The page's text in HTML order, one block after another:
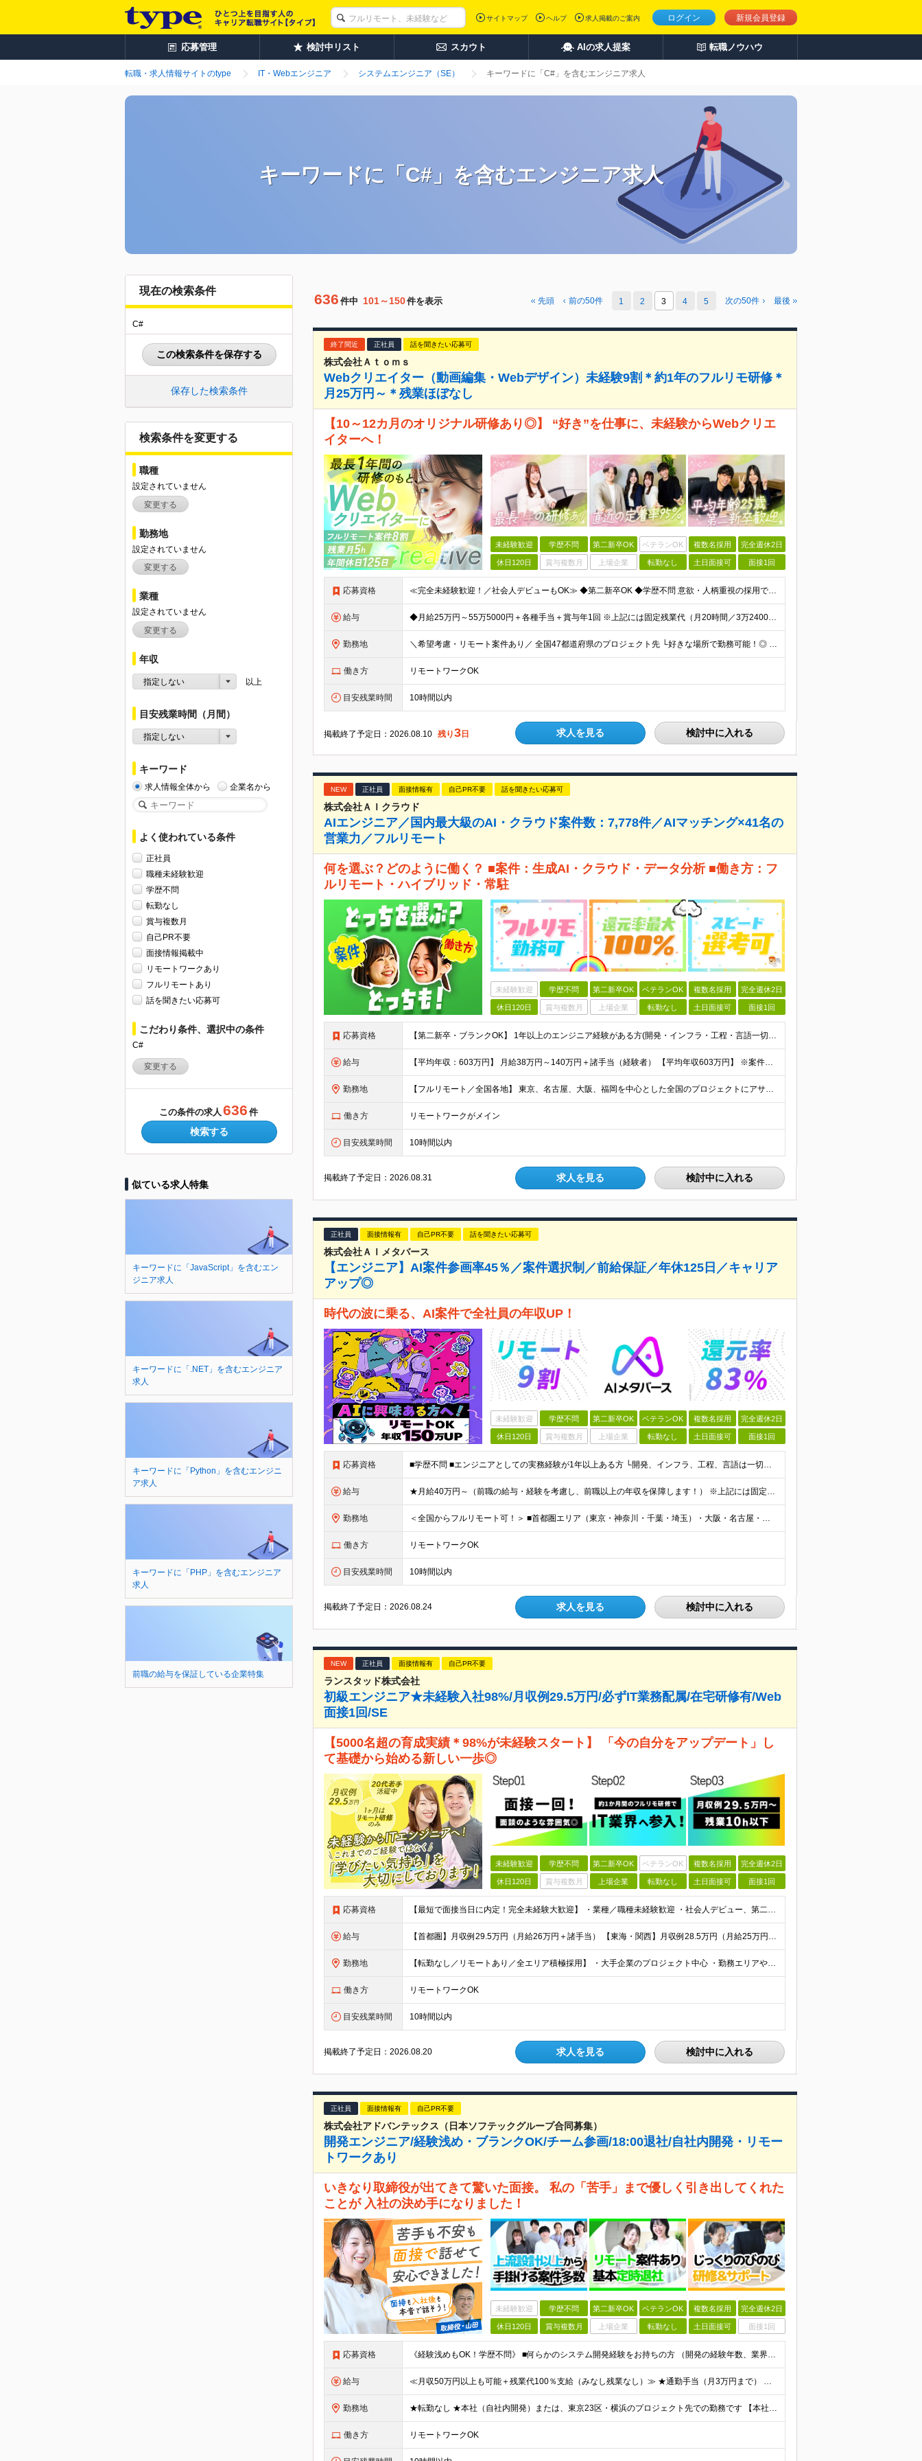
ログイン 新規会員登録
サイトマップ ヘルプ 求人掲載のご案内
応募管理 検討中リスト スカウト AIの求人提案 転職ノウハウ
転職・求人情報サイトのtype IT・Webエンジニア システムエンジニア（SE） キーワードに「C#」を含むエンジニア求人
キーワードに「C#」を含むエンジニア求人
現在の検索条件
C#
この検索条件を保存する
保存した検索条件
検索条件を変更する
職種
設定されていません
変更する
勤務地
設定されていません
変更する
業種
設定されていません
変更する
年収
指定しない 以上
目安残業時間（月間）
指定しない
キーワード
求人情報全体から 企業名から
よく使われている条件
正社員
職種未経験歓迎
学歴不問
転勤なし
賞与複数月
自己PR不要
面接情報掲載中
リモートワークあり
フルリモートあり
話を聞きたい応募可
こだわり条件、選択中の条件
C#
変更する
この条件の求人 636 件
検索する
似ている求人特集
キーワードに「JavaScript」を含むエン
ジニア求人
キーワードに「.NET」を含むエンジニア
求人
キーワードに「Python」を含むエンジニ
ア求人
キーワードに「PHP」を含むエンジニア
求人
前職の給与を保証している企業特集
636 件中 101～150件を表示 先頭 前の50件 1 2 3 4 5 次の50件 最後
終了間近 正社員 話を聞きたい応募可
株式会社Ａｔｏｍｓ
Webクリエイター（動画編集・Webデザイン）未経験9割＊約1年のフルリモ研修＊
月25万円～＊残業ほぼなし
【10～12カ月のオリジナル研修あり◎】 “好き”を仕事に、未経験からWebクリエ
イターへ！
未経験歓迎 学歴不問 第二新卒OK ベテランOK 複数名採用 完全週休2日
休日120日 賞与複数月 上場企業 転勤なし 土日面接可 面接1回
応募資格 ≪完全未経験歓迎！／社会人デビューもOK≫ ◆第二新卒OK ◆学歴不問 意欲・人柄重視の採用ですので ぜひ気軽にご応募ください♪ ～このような方にオススメです～ ◆クリエイティブな仕事がしたい ◆
給与 ◆月給25万円～55万5000円＋各種手当＋賞与年1回 ※上記には固定残業代（月20時間／3万2400円）を含みます。超過分は別途支給します。 ※試用期間3～6ヶ月あり。期間中の給与は【給与欄】を
勤務地 ＼希望考慮・リモート案件あり／ 全国47都道府県のプロジェクト先 └好きな場所で勤務可能！◎ └デビュー後はフルリモート（完全在宅）案件8割！ ◎転勤の有無についてはご本人の希望に100％合わせます
働き方 リモートワークOK
目安残業時間 10時間以内
掲載終了予定日：2026.08.10 残り3 日 求人を見る 検討中に入れる
NEW 正社員 面接情報有 自己PR不要 話を聞きたい応募可
株式会社ＡＩクラウド
AIエンジニア／国内最大級のAI・クラウド案件数：7,778件／AIマッチング×41名の
営業力／フルリモート
何を選ぶ？どのように働く？ ■案件：生成AI・クラウド・データ分析 ■働き方：フ
ルリモート・ハイブリッド・常駐
未経験歓迎 学歴不問 第二新卒OK ベテランOK 複数名採用 完全週休2日
休日120日 賞与複数月 上場企業 転勤なし 土日面接可 面接1回
応募資格 【第二新卒・ブランクOK】 1年以上のエンジニア経験がある方(開発・インフラ・工程・言語一切不問） 文理・学歴不問 【三上さんの事例】 転職前 AWS案件を希望していましたが、資格や評価軸が不明確で
給与 【平均年収：603万円】 月給38万円～140万円＋諸手当（経験者） 【平均年収603万円】 ※案件の契約内容や昇給額などはすべて開示します。 ※経験や能力を考慮し決定します。 ※月給には固定残業
勤務地 【フルリモート／全国各地】 東京、名古屋、大阪、福岡を中心とした全国のプロジェクトにアサイン。 ※プロジェクトは完全選択制です。 ※フルリモート、ハイブリッド型、常駐案件から自由に選択可能です。 ※転
働き方 リモートワークがメイン
目安残業時間 10時間以内
掲載終了予定日：2026.08.31 求人を見る 検討中に入れる
正社員 面接情報有 自己PR不要 話を聞きたい応募可
株式会社ＡＩメタバース
【エンジニア】AI案件参画率45％／案件選択制／前給保証／年休125日／キャリア
アップ◎
時代の波に乗る、AI案件で全社員の年収UP！
未経験歓迎 学歴不問 第二新卒OK ベテランOK 複数名採用 完全週休2日
休日120日 賞与複数月 上場企業 転勤なし 土日面接可 面接1回
応募資格 ■学歴不問 ■エンジニアとしての実務経験が1年以上ある方 └開発、インフラ、工程、言語は一切不問です ★「テスト、マニュアル作成、運用保守しか経験がない…」という方でもOK！ ★AI未経験ももちろんO
給与 ★月給40万円～（前職の給与・経験を考慮し、前職以上の年収を保障します！） ※上記には固定残業代（30時間分／5万6000円～）を含みます ┗残業が少ない月（平均8時間程度）でも、30時間分全額を「
勤務地 ＜全国からフルリモート可！＞ ■首都圏エリア（東京・神奈川・千葉・埼玉）・大阪・名古屋・福岡を中心とした全国各地のプロジェクト先に参画いただきます。 ※ご希望をお伺いした上で決定いたします ※転勤なし
働き方 リモートワークOK
目安残業時間 10時間以内
掲載終了予定日：2026.08.24 求人を見る 検討中に入れる
NEW 正社員 面接情報有 自己PR不要
ランスタッド株式会社
初級エンジニア★未経験入社98%/月収例29.5万円/必ずIT業務配属/在宅研修有/Web
面接1回/SE
【5000名超の育成実績＊98%が未経験スタート】 「今の自分をアップデート」し
て基礎から始める新しい一歩◎
未経験歓迎 学歴不問 第二新卒OK ベテランOK 複数名採用 完全週休2日
休日120日 賞与複数月 上場企業 転勤なし 土日面接可 面接1回
応募資格 【最短で面接当日に内定！完全未経験大歓迎】 ・業種／職種未経験歓迎 ・社会人デビュー、第二新卒、既卒者大歓迎 ・学歴不問（文系、理系不問） ・20代～30代、男女問わず活躍中 ・服装、髪色自由 ・明確
給与 【首都圏】月収例29.5万円（月給26万円＋諸手当） 【東海・関西】月収例28.5万円（月給25万円＋諸手当） 【九州】月収例26万円（月給23万円＋諸手当） ※経験・スキル・前職給与を踏まえ、総合
勤務地 【転勤なし／リモートあり／全エリア積極採用】 ・大手企業のプロジェクト中心 ・勤務エリアや配属先は希望を考慮 ・研修はリモートメインで実施 ・UIターン歓迎 ＜主なエリア＞ ■首都圏…東京・神奈川・
働き方 リモートワークOK
目安残業時間 10時間以内
掲載終了予定日：2026.08.20 求人を見る 検討中に入れる
正社員 面接情報有 自己PR不要
株式会社アドバンテックス（日本ソフテックグループ合同募集）
開発エンジニア/経験浅め・ブランクOK/チーム参画/18:00退社/自社内開発・リモー
トワークあり
いきなり取締役が出てきて驚いた面接。 私の「苦手」まで優しく引き出してくれた
ことが 入社の決め手になりました！
未経験歓迎 学歴不問 第二新卒OK ベテランOK 複数名採用 完全週休2日
休日120日 賞与複数月 上場企業 転勤なし 土日面接可 面接1回
応募資格 《経験浅めもOK！学歴不問》 ■何らかのシステム開発経験をお持ちの方 （開発の経験年数、業界は一切問いません） ※ブランクある方もOK！まずはお気軽にご応募ください！ 【代表窪田より】 どのような人
給与 ≪月収50万円以上も可能＋残業代100％支給（みなし残業なし）≫ ★通勤手当（月3万円まで） ★家族手当（配偶者：月1万円、子供1人：月1万円） ★社宅（自己負担約3割で入居可能） ★家賃補助（毎月最
勤務地 ★転勤なし ★本社（自社内開発）または、東京23区・横浜のプロジェクト先での勤務です 【本社】 東京都千代田区内神田3-10-8 NSFTビル ★社内受託案件も多数あり！ ★月に一度帰社日があります
働き方 リモートワークOK